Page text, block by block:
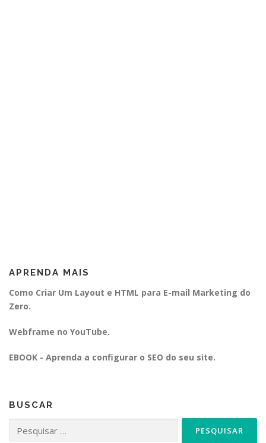
APRENDA MAIS
Como Criar Um Layout e HTML para E-mail Marketing do
Zero.
Webframe no YouTube.
EBOOK - Aprenda a configurar o SEO do seu site.
BUSCAR
por: